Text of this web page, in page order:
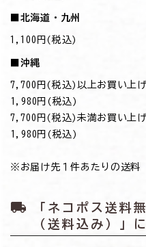
■北海道・九州
1,100円(税込)
■沖縄
7,700円(税込)以上お買い上
→1,980円(税込)
7,700円(税込)未満お買い上
→1,980円(税込)
※お届け先１件あたりの送料
local_shipping
「ネコポス送料
（送料込み）」